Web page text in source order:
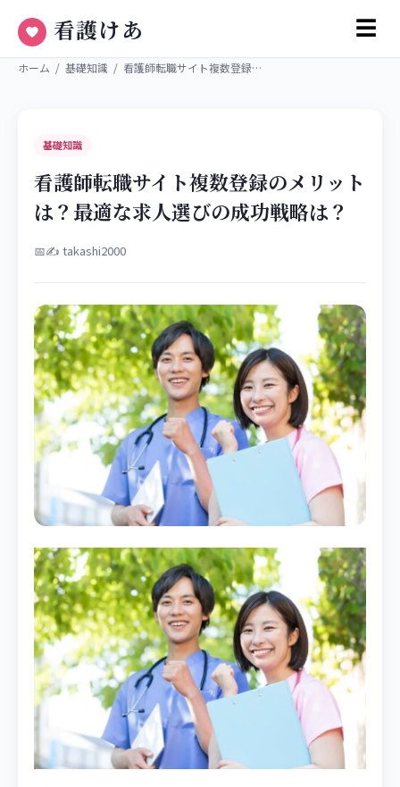
看護けあ ☰
ホーム / 基礎知識 / 看護師転職サイト複数登録…
基礎知識
看護師転職サイト複数登録のメリット
は？最適な求人選びの成功戦略は？
📅✍ takashi2000